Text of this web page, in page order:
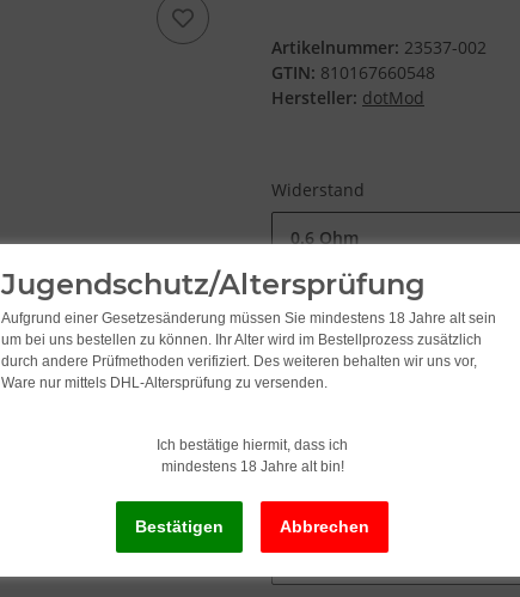
Artikelnummer: 23537-002
GTIN: 810167660548
Hersteller: dotMod
Widerstand
0.6 Ohm
9,95
inkl. 19% USt. , zzgl.
Lieferzeit:2 - 3 Werktage (DE -
Jugendschutz/Altersprüfung
Aufgrund einer Gesetzesänderung müssen Sie mindestens 18 Jahre alt sein
um bei uns bestellen zu können. Ihr Alter wird im Bestellprozess zusätzlich
durch andere Prüfmethoden verifiziert. Des weiteren behalten wir uns vor,
Ware nur mittels DHL-Altersprüfung zu versenden.
Ich bestätige hiermit, dass ich
mindestens 18 Jahre alt bin!